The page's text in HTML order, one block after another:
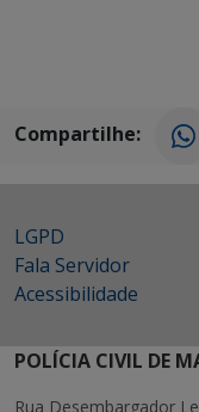
Compartilhe:
LGPD
Fala Servidor
Acessibilidade
POLÍCIA CIVIL DE
Rua Desembargador